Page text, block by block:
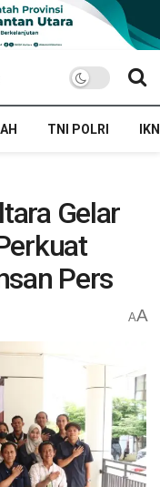
TNI POLRI IKN
Gelar
Pers
AA